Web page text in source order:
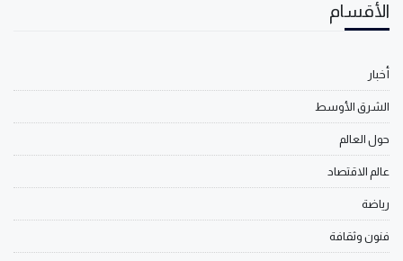
الأقسام
أخبار
الشرق الأوسط
حول العالم
عالم الاقتصاد
رياضة
فنون وثقافة